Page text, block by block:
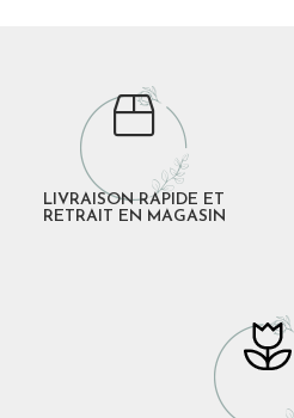
LIVRAISON RAPIDE ET
RETRAIT EN MAGASIN